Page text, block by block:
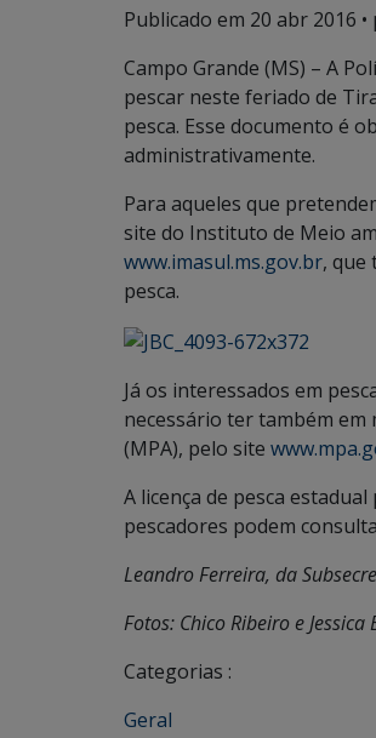
Publicado em 20 abr 2016
Campo Grande (MS) – A
pescar neste feriado de
pesca. Esse documento é
administrativamente.
Para aqueles que
site do Instituto de Meio
www.imasul.ms.gov.br, que
pesca.
Já os interessados em
necessário ter também em
(MPA), pelo site
A licença de pesca
pescadores podem
Leandro Ferreira, da
Fotos: Chico Ribeiro e Jessica
Categorias :
Geral